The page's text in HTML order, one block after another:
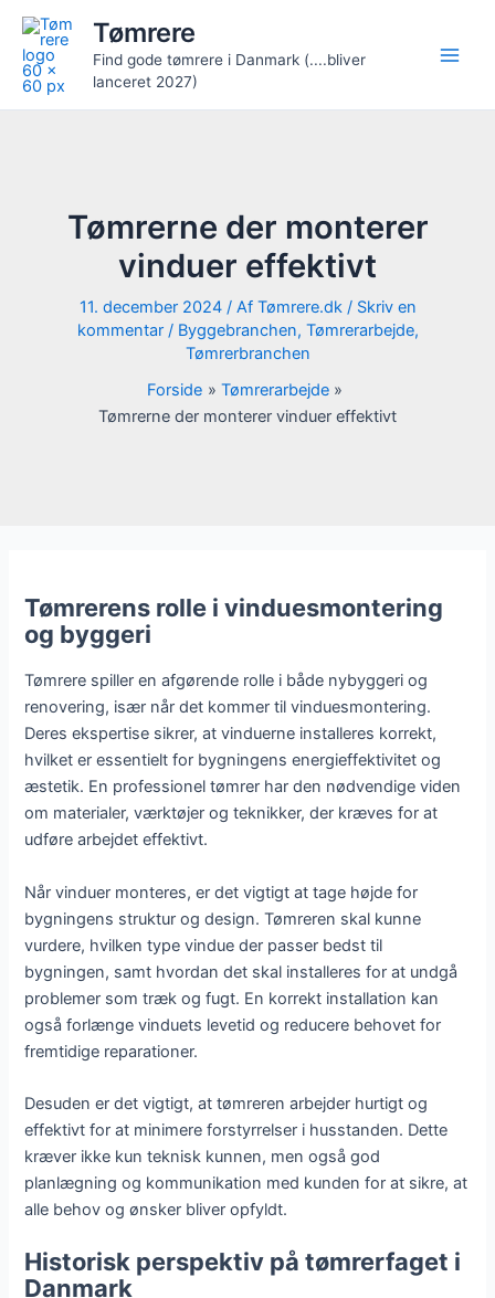
indholdet
Tømrere
Find gode tømrere i Danmark (....bliver
lanceret 2027)
Tømrerne der monterer
vinduer effektivt
11. december 2024 / Af Tømrere.dk / Skriv en
kommentar / Byggebranchen, Tømrerarbejde,
Tømrerbranchen
Forside
Tømrerarbejde
Tømrerne der monterer vinduer effektivt
Tømrerens rolle i vinduesmontering
og byggeri
Tømrere spiller en afgørende rolle i både nybyggeri og
renovering, især når det kommer til vinduesmontering.
Deres ekspertise sikrer, at vinduerne installeres korrekt,
hvilket er essentielt for bygningens energieffektivitet og
æstetik. En professionel tømrer har den nødvendige viden
om materialer, værktøjer og teknikker, der kræves for at
udføre arbejdet effektivt.
Når vinduer monteres, er det vigtigt at tage højde for
bygningens struktur og design. Tømreren skal kunne
vurdere, hvilken type vindue der passer bedst til
bygningen, samt hvordan det skal installeres for at undgå
problemer som træk og fugt. En korrekt installation kan
også forlænge vinduets levetid og reducere behovet for
fremtidige reparationer.
Desuden er det vigtigt, at tømreren arbejder hurtigt og
effektivt for at minimere forstyrrelser i husstanden. Dette
kræver ikke kun teknisk kunnen, men også god
planlægning og kommunikation med kunden for at sikre, at
alle behov og ønsker bliver opfyldt.
Historisk perspektiv på tømrerfaget i
Danmark